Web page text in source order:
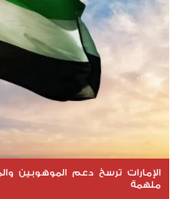
الإمارات ترسخ دعم الموهوبين
ملهمة